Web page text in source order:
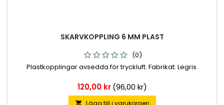
SKARVKOPPLING 6 MM PLAST
(0)
Plastkopplingar avsedda för tryckluft. Fabrikat: Legris.
Pris
120,00 kr (96,00 kr)
 Lägg till i varukorgen